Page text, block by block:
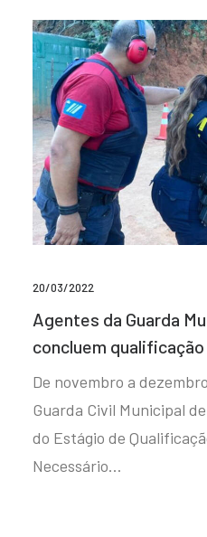
20/03/2022
Agentes da Guarda
concluem
De novembro a
Guarda Civil Municipal
do Estágio de
Necessário…